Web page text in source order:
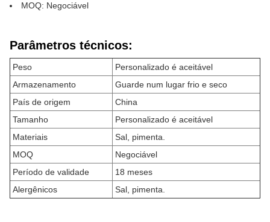
MOQ: Negociável
Parâmetros técnicos:
Peso
Personalizado é aceitável
Armazenamento
Guarde num lugar frio e seco
País de origem
China
Tamanho
Personalizado é aceitável
Materiais
Sal, pimenta.
MOQ
Negociável
Período de validade
18 meses
Alergênicos
Sal, pimenta.